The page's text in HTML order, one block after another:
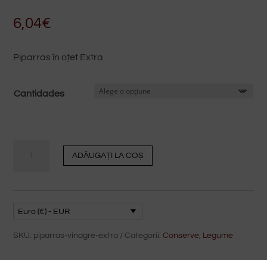
6,04€
Piparras în oțet Extra
Cantidades
Mateo
cantitate
ADĂUGAȚI LA COȘ
Euro (€) - EUR
SKU: piparras-vinagre-extra Categorii:Conserve, Legume